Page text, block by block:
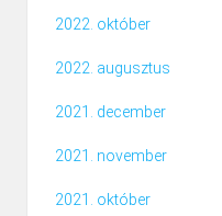
2022. október
2022. augusztus
2021. december
2021. november
2021. október